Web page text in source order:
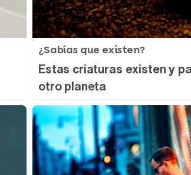
¿Sabías que existen?
Estas criaturas existen y
otro planeta